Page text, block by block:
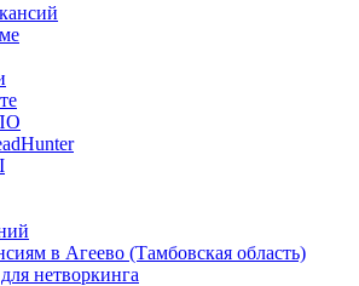
в Агеево (Тамбовская область)
нетворкинга